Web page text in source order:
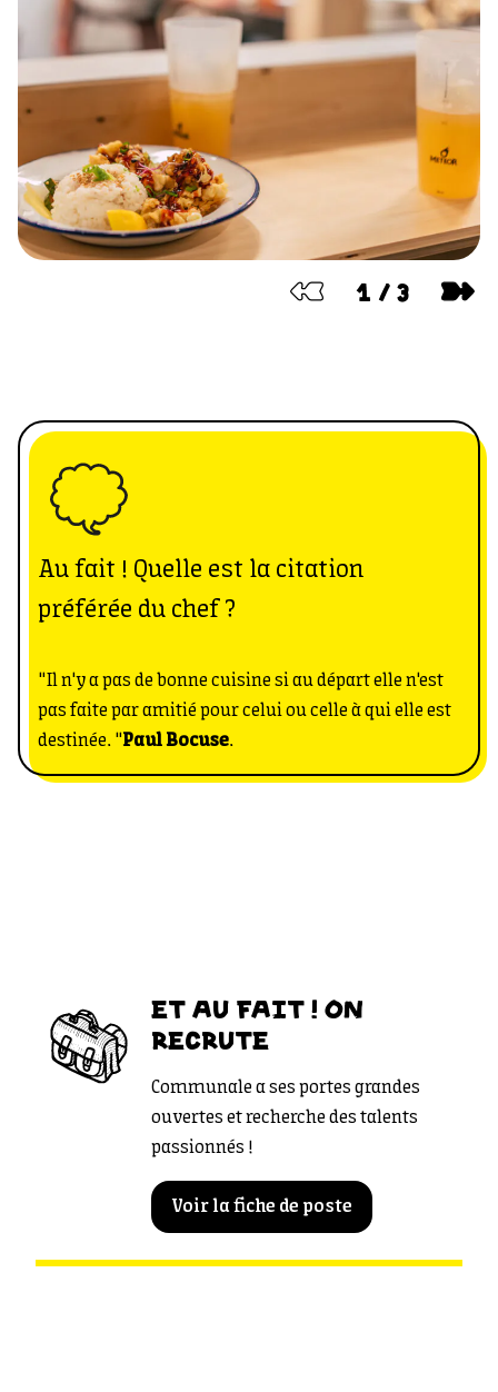
1 / 3
Au fait ! Quelle est la citation
préférée du chef ?
"Il n'y a pas de bonne cuisine si au départ elle n'est
pas faite par amitié pour celui ou celle à qui elle est
destinée. "Paul Bocuse.
ET AU FAIT ! ON
RECRUTE
Communale a ses portes grandes
ouvertes et recherche des talents
passionnés !
Voir la fiche de poste